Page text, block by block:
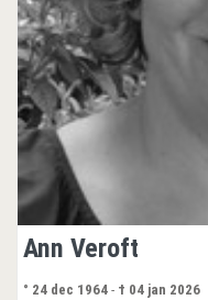
Ann Veroft
° 24 dec 1964 - † 04 jan 2026